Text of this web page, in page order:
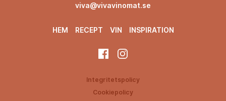
viva@vivavinomat.se
HEM RECEPT VIN INSPIRATION
Integritetspolicy
Cookiepolicy